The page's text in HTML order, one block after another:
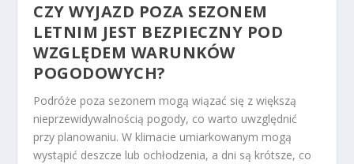
CZY WYJAZD POZA SEZONEM
LETNIM JEST BEZPIECZNY POD
WZGLĘDEM WARUNKÓW
POGODOWYCH?
Podróże poza sezonem mogą wiązać się z większą
nieprzewidywalnością pogody, co warto uwzględnić
przy planowaniu. W klimacie umiarkowanym mogą
wystąpić deszcze lub ochłodzenia, a dni są krótsze, co